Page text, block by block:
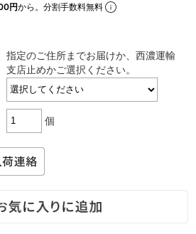
円から。分割手数料無料
指定のご住所までお届けか、西濃運輸
支店止めかご選択ください。
個